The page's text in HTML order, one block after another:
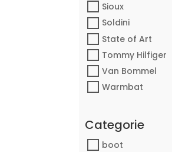
Sioux
Soldini
State of Art
Tommy Hilfiger
Van Bommel
Warmbat
Categorie
boot